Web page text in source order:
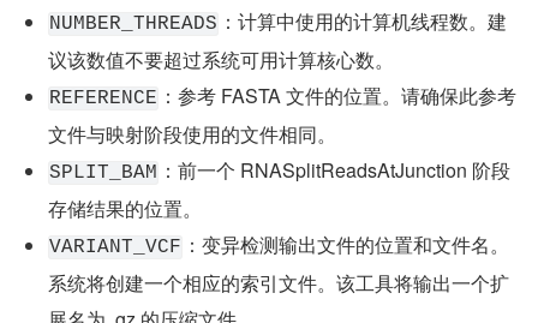
NUMBER_THREADS ：计算中使用的计算机线程数。建
议该数值不要超过系统可用计算核心数。
REFERENCE ：参考 FASTA 文件的位置。请确保此参考
文件与映射阶段使用的文件相同。
SPLIT_BAM ：前一个 RNASplitReadsAtJunction 阶段
存储结果的位置。
VARIANT_VCF ：变异检测输出文件的位置和文件名。
系统将创建一个相应的索引文件。该工具将输出一个扩